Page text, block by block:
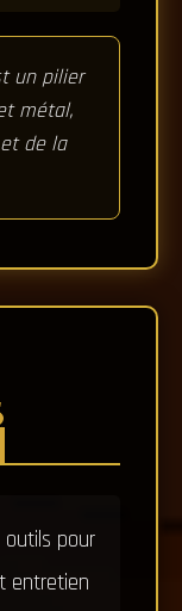
un pilier
métal,
de la
outils pour
entretien